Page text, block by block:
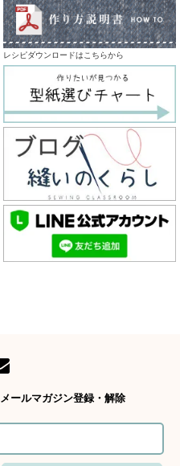
レシピダウンロードはこちらから
メールマガジン登録・解除